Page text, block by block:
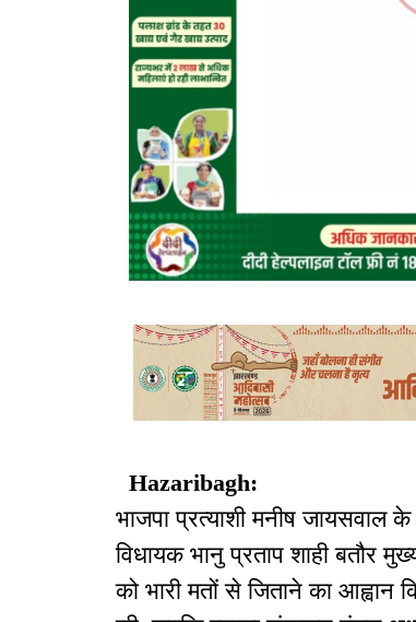
Hazaribagh:
भाजपा प्रत्याशी मनीष
विधायक भानु प्रताप शाही बतौर
को भारी मतों से जिताने का आह्वान